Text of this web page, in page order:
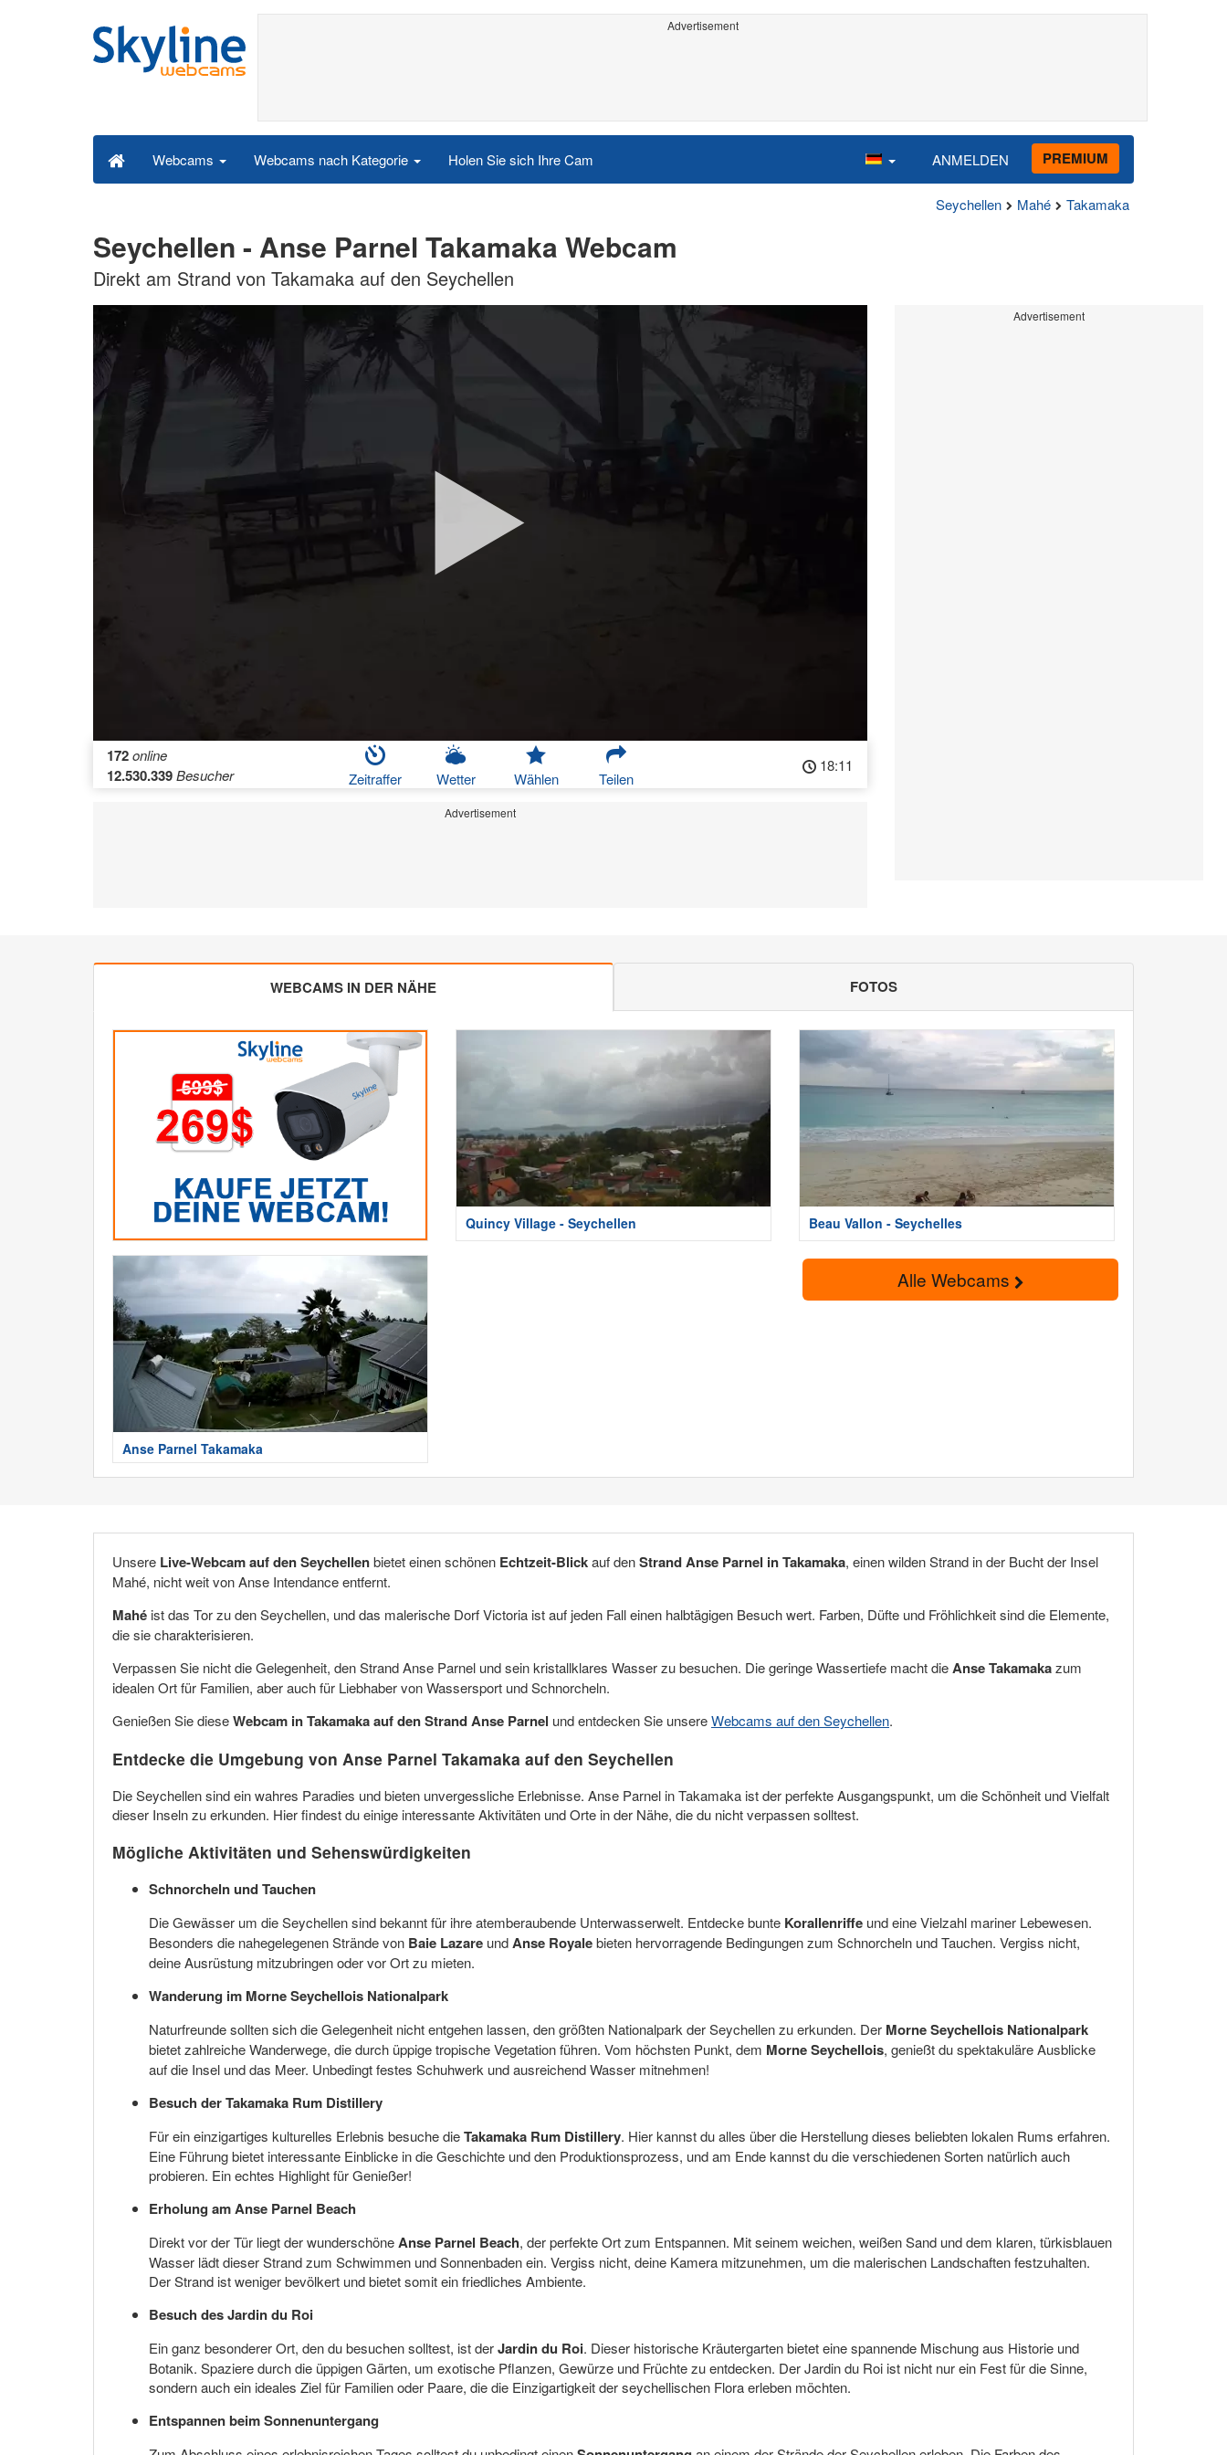
Advertisement
Webcams Webcams nach Kategorie Holen Sie sich Ihre Cam ANMELDEN PREMIUM
Seychellen Mahé Takamaka
Seychellen - Anse Parnel Takamaka Webcam
Direkt am Strand von Takamaka auf den Seychellen
172online
12.530.339Besucher Zeitraffer Wetter Wählen Teilen
18:11
Advertisement
Advertisement
WEBCAMS IN DER NÄHE FOTOS
Quincy Village - Seychellen Beau Vallon - Seychelles
Anse Parnel Takamaka
Alle Webcams
Unsere Live-Webcam auf den Seychellenbietet einen schönen Echtzeit-Blickauf denStrand Anse Parnel in Takamaka, einen wilden Strand in der Bucht der Insel
Mahé, nicht weit von Anse Intendance entfernt.
Mahé ist das Tor zu den Seychellen, und das malerische Dorf Victoria ist auf jeden Fall einen halbtägigen Besuch wert. Farben, Düfte und Fröhlichkeit sind die Elemente,
die sie charakterisieren.
Verpassen Sie nicht die Gelegenheit, den Strand Anse Parnel und sein kristallklares Wasser zu besuchen. Die geringe Wassertiefe macht dieAnse Takamakazum
idealen Ort für Familien, aber auch für Liebhaber von Wassersport und Schnorcheln.
Genießen Sie dieseWebcam in Takamaka auf den Strand Anse Parnel und entdecken Sie unsereWebcams auf den Seychellen.
Entdecke die Umgebung von Anse Parnel Takamaka auf den Seychellen
Die Seychellen sind ein wahres Paradies und bieten unvergessliche Erlebnisse. Anse Parnel in Takamaka ist der perfekte Ausgangspunkt, um die Schönheit und Vielfalt
dieser Inseln zu erkunden. Hier findest du einige interessante Aktivitäten und Orte in der Nähe, die du nicht verpassen solltest.
Mögliche Aktivitäten und Sehenswürdigkeiten
Schnorcheln und Tauchen
Die Gewässer um die Seychellen sind bekannt für ihre atemberaubende Unterwasserwelt. Entdecke bunte Korallenriffe und eine Vielzahl mariner Lebewesen.
Besonders die nahegelegenen Strände von Baie Lazare undAnse Royalebieten hervorragende Bedingungen zum Schnorcheln und Tauchen. Vergiss nicht,
deine Ausrüstung mitzubringen oder vor Ort zu mieten.
Wanderung im Morne Seychellois Nationalpark
Naturfreunde sollten sich die Gelegenheit nicht entgehen lassen, den größten Nationalpark der Seychellen zu erkunden. Der Morne Seychellois Nationalpark
bietet zahlreiche Wanderwege, die durch üppige tropische Vegetation führen. Vom höchsten Punkt, dem Morne Seychellois, genießt du spektakuläre Ausblicke
auf die Insel und das Meer. Unbedingt festes Schuhwerk und ausreichend Wasser mitnehmen!
Besuch der Takamaka Rum Distillery
Für ein einzigartiges kulturelles Erlebnis besuche dieTakamaka Rum Distillery. Hier kannst du alles über die Herstellung dieses beliebten lokalen Rums erfahren.
Eine Führung bietet interessante Einblicke in die Geschichte und den Produktionsprozess, und am Ende kannst du die verschiedenen Sorten natürlich auch
probieren. Ein echtes Highlight für Genießer!
Erholung am Anse Parnel Beach
Direkt vor der Tür liegt der wunderschöneAnse Parnel Beach, der perfekte Ort zum Entspannen. Mit seinem weichen, weißen Sand und dem klaren, türkisblauen
Wasser lädt dieser Strand zum Schwimmen und Sonnenbaden ein. Vergiss nicht, deine Kamera mitzunehmen, um die malerischen Landschaften festzuhalten.
Der Strand ist weniger bevölkert und bietet somit ein friedliches Ambiente.
Besuch des Jardin du Roi
Ein ganz besonderer Ort, den du besuchen solltest, ist derJardin du Roi. Dieser historische Kräutergarten bietet eine spannende Mischung aus Historie und
Botanik. Spaziere durch die üppigen Gärten, um exotische Pflanzen, Gewürze und Früchte zu entdecken. Der Jardin du Roi ist nicht nur ein Fest für die Sinne,
sondern auch ein ideales Ziel für Familien oder Paare, die die Einzigartigkeit der seychellischen Flora erleben möchten.
Entspannen beim Sonnenuntergang